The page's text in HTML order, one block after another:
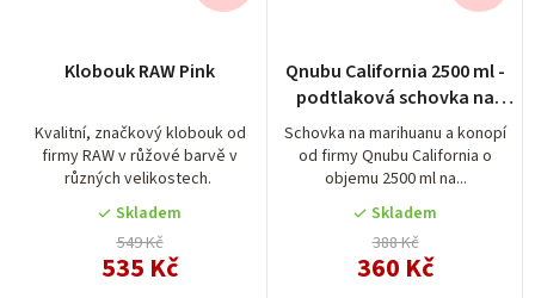
Klobouk RAW Pink
Kvalitní, značkový klobouk od
firmy RAW v růžové barvě v
různých velikostech.
Skladem
549 Kč
535 Kč
Qnubu California 2500 ml -
podtlaková schovka na
konopí
Schovka na marihuanu a konopí
od firmy Qnubu California o
objemu 2500 ml na...
Skladem
388 Kč
360 Kč